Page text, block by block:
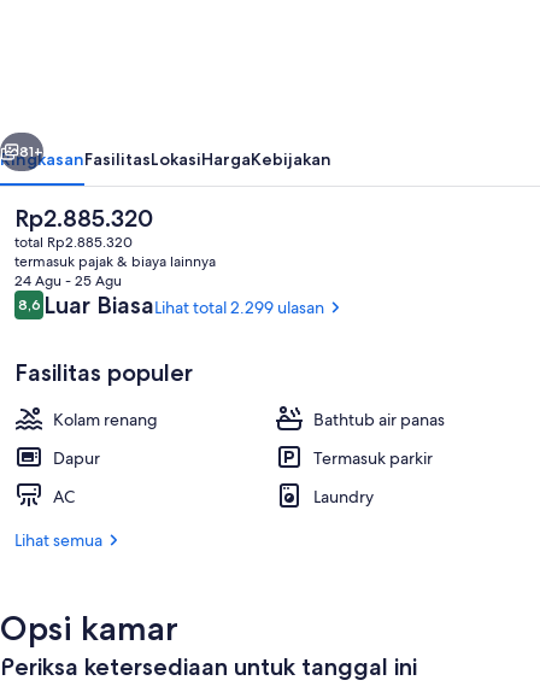
Suites
Kolam renang outdoor, dengan kursi
Berikutnya
81+
RingkasanFasilitasLokasiHargaKebijakan
Harga
saat
ini
Rp2.885.320
Rp2.885.320
total Rp2.885.320
termasuk pajak & biaya lainnya
24 Agu - 25 Agu
Ulasan
8,68,6 dari 10
Luar BiasaLihat total 2.299 ulasan
Fasilitas populer
Kolam renang
Bathtub air panas
Dapur
Termasuk parkir
AC
Laundry
Lihat semua
Opsi kamar
Periksa ketersediaan untuk tanggal ini